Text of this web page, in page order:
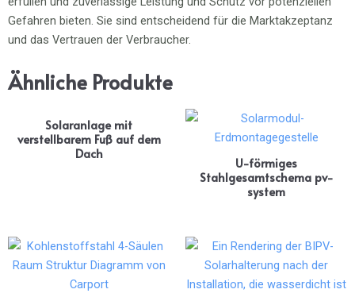
Ähnliche Produkte
Solaranlage mit
verstellbarem Fuß auf dem
Dach
U-förmiges
Stahlgesamtschema pv-
system